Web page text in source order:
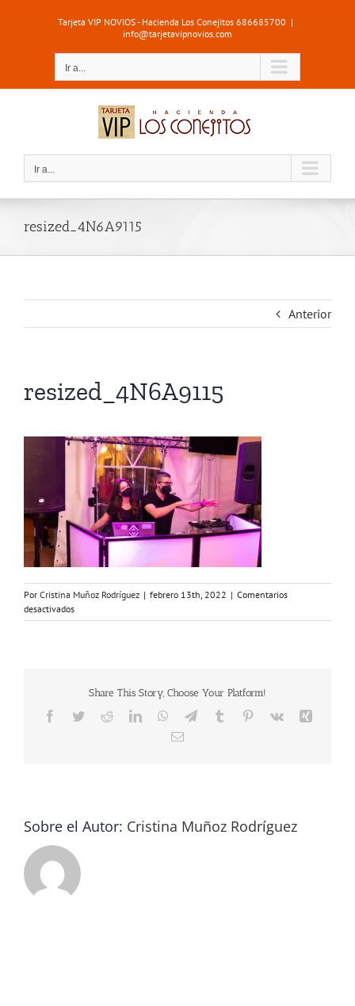
Tarjeta VIP NOVIOS - Hacienda Los Conejitos 686685700 |
info@tarjetavipnovios.com
Ir a...
Ir a...
resized_4N6A9115
Anterior
resized_4N6A9115
Por Cristina Muñoz Rodríguez | febrero 13th, 2022 | Comentarios
desactivadosen
resized_4N6A9115
Share This Story, Choose Your Platform!
Facebook
TwitterRedditLinkedInWhatsApp
TelegramTumblr Pinterest
Vk
Correo
Sobre el Autor: Cristina Muñoz Rodríguez